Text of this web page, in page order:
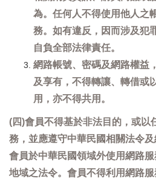
為。任何人不得使用他人之
務。如有違反，因而涉及犯
自負全部法律責任。
網路帳號、密碼及網路權益
及享有，不得轉讓、轉借或
用，亦不得共用。
(四)會員不得基於非法目的，或以
務，並應遵守中華民國相關法令
會員於中華民國領域外使用網路
地域之法令。會員不得利用網路